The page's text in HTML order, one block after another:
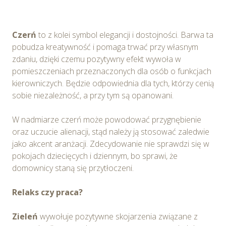
Czerń to z kolei symbol elegancji i dostojności. Barwa ta
pobudza kreatywność i pomaga trwać przy własnym
zdaniu, dzięki czemu pozytywny efekt wywoła w
pomieszczeniach przeznaczonych dla osób o funkcjach
kierowniczych. Będzie odpowiednia dla tych, którzy cenią
sobie niezależność, a przy tym są opanowani.
W nadmiarze czerń może powodować przygnębienie
oraz uczucie alienacji, stąd należy ją stosować zaledwie
jako akcent aranżacji. Zdecydowanie nie sprawdzi się w
pokojach dziecięcych i dziennym, bo sprawi, że
domownicy staną się przytłoczeni.
Relaks czy praca?
Zieleń wywołuje pozytywne skojarzenia związane z